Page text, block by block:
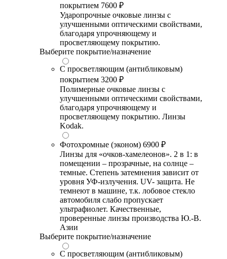
покрытием 7600 ₽
Ударопрочные очковые линзы с
улучшенными оптическими свойствами,
благодаря упрочняющему и
просветляющему покрытию.
Выберите покрытие/назначение
С просветляющим (антибликовым)
покрытием 3200 ₽
Полимерные очковые линзы с
улучшенными оптическими свойствами,
благодаря упрочняющему и
просветляющему покрытию. Линзы
Kodak.
Фотохромные (эконом) 6900 ₽
Линзы для «очков-хамелеонов». 2 в 1: в
помещении – прозрачные, на солнце –
темные. Степень затемнения зависит от
уровня УФ-излучения. UV- защита. Не
темнеют в машине, т.к. лобовое стекло
автомобиля слабо пропускает
ультрафиолет. Качественные,
проверенные линзы производства Ю.-В.
Азии
Выберите покрытие/назначение
С просветляющим (антибликовым)